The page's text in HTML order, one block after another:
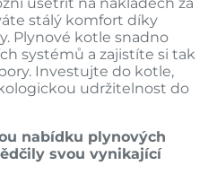
stálý komfort díky
Plynové kotle snadno
systémů a zajistíte si tak
Investujte do kotle,
udržitelnost do
nabídku plynových
svou vynikající